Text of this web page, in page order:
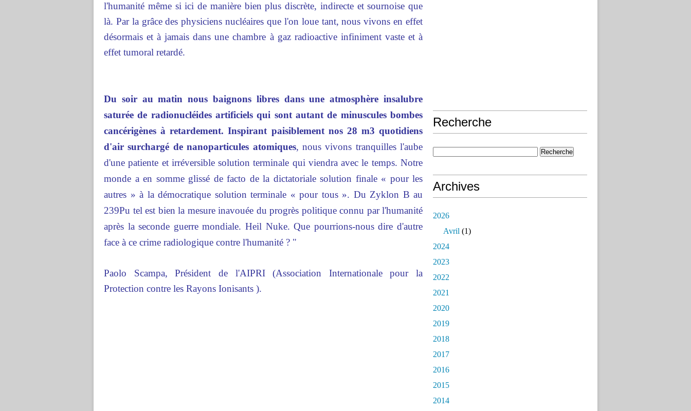
l'humanité même si ici de manière bien plus discrète, indirecte et sournoise que
là. Par la grâce des physiciens nucléaires que l'on loue tant, nous vivons en effet
désormais et à jamais dans une chambre à gaz radioactive infiniment vaste et à
effet tumoral retardé.
Du soir au matin nous baignons libres dans une atmosphère insalubre
saturée de radionucléides artificiels qui sont autant de minuscules bombes
cancérigènes à retardement. Inspirant paisiblement nos 28 m3 quotidiens
d'air surchargé de nanoparticules atomiques, nous vivons tranquilles l'aube
d'une patiente et irréversible solution terminale qui viendra avec le temps. Notre
monde a en somme glissé de facto de la dictatoriale solution finale « pour les
autres » à la démocratique solution terminale « pour tous ». Du Zyklon B au
239Pu tel est bien la mesure inavouée du progrès politique connu par l'humanité
après la seconde guerre mondiale. Heil Nuke. Que pourrions-nous dire d'autre
face à ce crime radiologique contre l'humanité ? "
Paolo Scampa, Président de l'AIPRI (Association Internationale pour la
Protection contre les Rayons Ionisants ).
Recherche
Archives
2026
Avril (1)
2024
2023
2022
2021
2020
2019
2018
2017
2016
2015
2014